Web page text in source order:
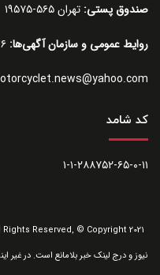
صندوق پستی: تهران ۵۶۵-۱۹۵۷۵
روایط عمومی و سازمان آگهی‌ها:
کد شامد
۱-۱-۲۸۸۷۵۲-۶۵-۰-۱۱
نیوز و درج لینک خبر بلامانع است. در